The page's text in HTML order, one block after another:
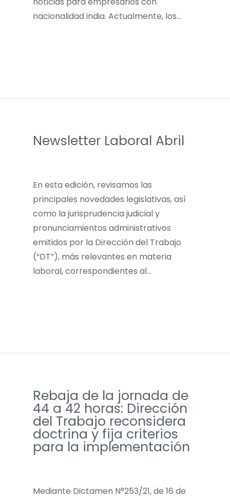
nacionalidad india. Actualmente, los…
Newsletter Laboral Abril
En esta edición, revisamos las
principales novedades legislativas, así
como la jurisprudencia judicial y
pronunciamientos administrativos
emitidos por la Dirección del Trabajo
(“DT”), más relevantes en materia
laboral, correspondientes al…
Rebaja de la jornada de
44 a 42 horas: Dirección
del Trabajo reconsidera
doctrina y fija criterios
para la implementación
Mediante Dictamen N°253/21, de 16 de